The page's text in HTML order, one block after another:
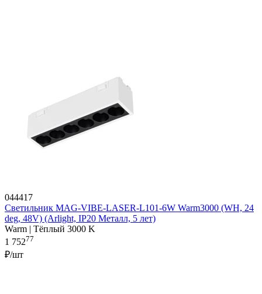
044417
Светильник MAG-VIBE-LASER-L101-6W Warm3000 (WH, 24
deg, 48V) (Arlight, IP20 Металл, 5 лет)
Warm | Тёплый 3000 K
1 75277
₽/шт